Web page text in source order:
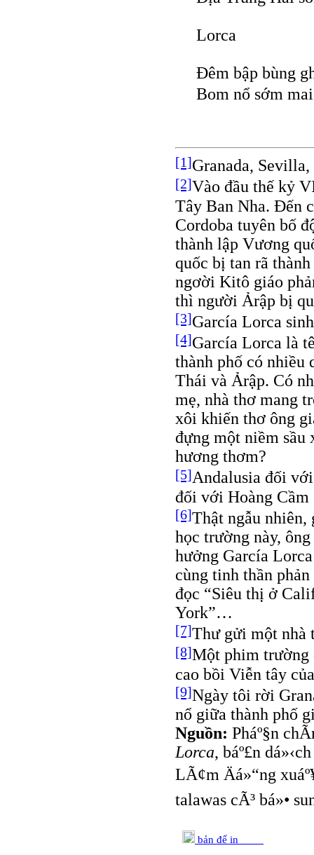
Lorca
Đêm bập bùng
Bom nổ sớm
[1]Granada,
[2]Vào đầu thế kỷ
Tây Ban Nha. Đến
Cordoba tuyên bố
thành lập Vương
quốc bị tan rã
ngơời Kitô giáo
thì người Ảrập bị
[3]García Lorca
[4]García Lorca là
thành phố có nhiều
Thái và Ảrập. Có
mẹ, nhà thơ mang
xôi khiến thơ ông
đựng một niềm
hương thơm?
[5]Andalusia đối
đối với Hoàng Cầm
[6]Thật ngẫu nhiên,
học trường này,
hưởng García
cùng tinh thần
đọc “Siêu thị ở
York”…
[7]Thư gửi một nhà
[8]Một phim trường
cao bồi Viễn tây
[9]Ngày tôi rời
nổ giữa thành phố
Nguồn: Pháº§n
Lorca, báº£n
LÃ¢m Äá»“ng
talawas cÃ³ bá»•
bản để in